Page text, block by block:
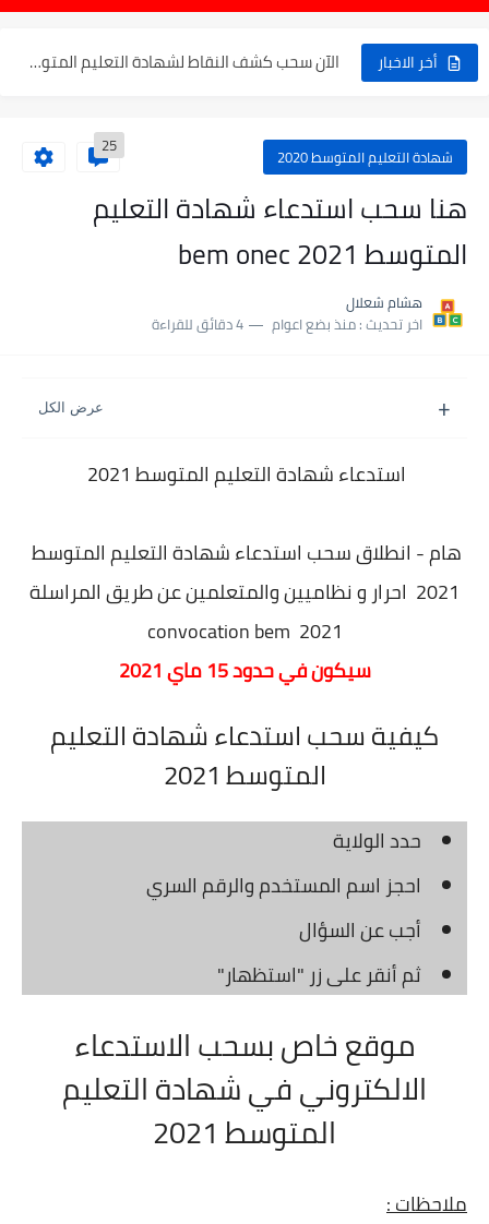
أخر الاخبار
الإعلان عن نتائج بكالوريا 2025 في الجزائر يوم 20...
الآن سحب كشف النقاط لشهادة التعليم المتوسط 2025
حساب معدل شهادة التعليم المتوسط بيام 2025
شهادة التعليم المتوسط 2020 25
هنا سحب استدعاء شهادة التعليم
المتوسط 2021 bem onec
هشام شعلال
اخر تحديث :منذ بضع اعوام 4 دقائق للقراءة
استدعاء شهادة التعليم المتوسط 2021
هام - انطلاق سحب استدعاء شهادة التعليم المتوسط
2021 احرار و نظاميين والمتعلمين عن طريق المراسلة
convocation bem 2021
سيكون في حدود 15 ماي 2021
كيفية سحب استدعاء شهادة التعليم
المتوسط 2021
حدد الولاية
احجز اسم المستخدم والرقم السري
أجب عن السؤال
ثم أنقر على زر "استظهار"
موقع خاص بسحب الاستدعاء
الالكتروني في شهادة التعليم
المتوسط 2021
ملاحظات :